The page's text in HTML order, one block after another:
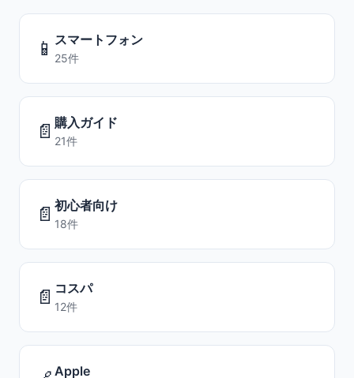
📱 スマートフォン
25件
📄 購入ガイド
21件
📄 初心者向け
18件
📄 コスパ
12件
Apple